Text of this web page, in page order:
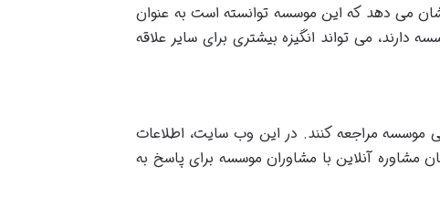
می دهد که این موسسه توانسته است به عنوان
می تواند انگیزه بیشتری برای سایر علاقه
موسسه مراجعه کنند. در این وب سایت، اطلاعات
آنلاین با مشاوران موسسه برای پاسخ به